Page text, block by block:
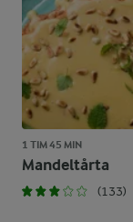
1 TIM 45 MIN
Mandeltårta
(133)